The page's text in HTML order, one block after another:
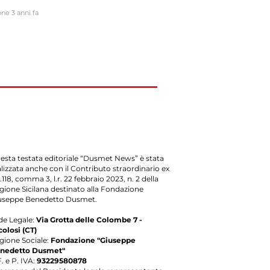
3 anni fa
testata editoriale “Dusmet News” è stata
anche con il Contributo straordinario ex
comma 3, l.r. 22 febbraio 2023, n. 2 della
Sicilana destinato alla Fondazione
Benedetto Dusmet.
Legale: Via Grotta delle Colombe 7 -
(CT)
Sociale: Fondazione "Giuseppe
Dusmet"
e P. IVA: 93229580878